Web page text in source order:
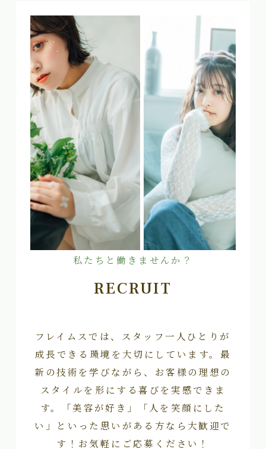
私たちと働きませんか？
RECRUIT
フレイムスでは、スタッフ一人ひとりが
成長できる環境を大切にしています。最
新の技術を学びながら、お客様の理想の
スタイルを形にする喜びを実感できま
す。「美容が好き」「人を笑顔にした
い」といった思いがある方なら大歓迎で
す！お気軽にご応募ください！